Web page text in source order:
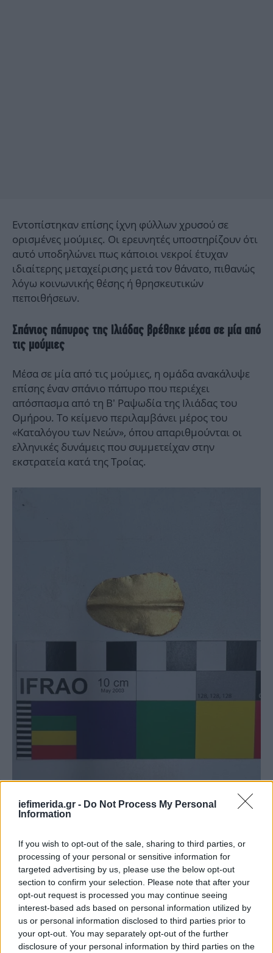
iefimerida.gr - Do Not Process My Personal
Information
If you wish to opt-out of the sale, sharing to third parties, or
processing of your personal or sensitive information for
targeted advertising by us, please use the below opt-out
section to confirm your selection. Please note that after your
opt-out request is processed you may continue seeing
interest-based ads based on personal information utilized by
us or personal information disclosed to third parties prior to
your opt-out. You may separately opt-out of the further
disclosure of your personal information by third parties on the
Εντοπίστηκαν επίσης ίχνη φύλλων χρυσού σε
ορισμένες μούμιες. Οι ερευνητές υποστηρίζουν ότι
αυτό υποδηλώνει πως κάποιοι νεκροί έτυχαν
ιδιαίτερης μεταχείρισης μετά τον θάνατο, πιθανώς
λόγω κοινωνικής θέσης ή θρησκευτικών
πεποιθήσεων.
Σπάνιος πάπυρος της Ιλιάδας βρέθηκε μέσα σε μία από
τις μούμιες
Μέσα σε μία από τις μούμιες, η ομάδα ανακάλυψε
επίσης έναν σπάνιο πάπυρο που περιέχει
απόσπασμα από τη Β’ Ραψωδία της Ιλιάδας του
Ομήρου. Το κείμενο περιλαμβάνει μέρος του
«Καταλόγου των Νεών», όπου απαριθμούνται οι
ελληνικές δυνάμεις που συμμετείχαν στην
εκστρατεία κατά της Τροίας.
Οι ειδικοί επισημαίνουν ότι το εύρημα αυτό
αναδεικνύει τη διάδοση της ελληνικής λογοτεχνίας
στη ρωμαϊκή Αίγυπτο και ενισχύει την πολιτιστική
αξία του χώρου.